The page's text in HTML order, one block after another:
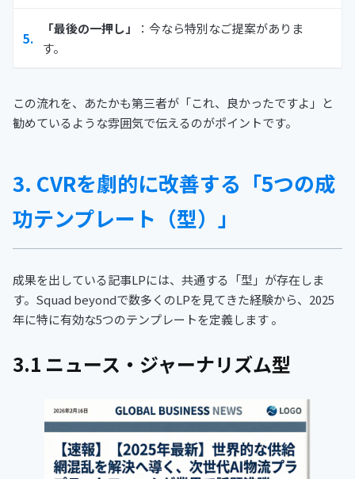
「最後の一押し」
：今なら特別なご提案がありま
す。
この流れを、あたかも第三者が「これ、良かったですよ」と
勧めているような雰囲気で伝えるのがポイントです。
3. CVRを劇的に改善する「5つの成
功テンプレート（型）」
成果を出している記事LPには、共通する「型」が存在しま
す。Squad beyondで数多くのLPを見てきた経験から、2025
年に特に有効な5つのテンプレートを定義します 。
3.1 ニュース・ジャーナリズム型